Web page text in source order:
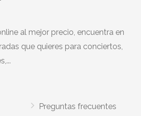
al mejor precio, encuentra en
que quieres para conciertos,
Preguntas frecuentes